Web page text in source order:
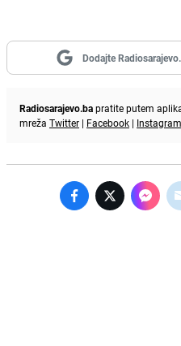
Dodajte
Radiosarajevo.bapratite putem
mreža Twitter | Facebook | Instagram